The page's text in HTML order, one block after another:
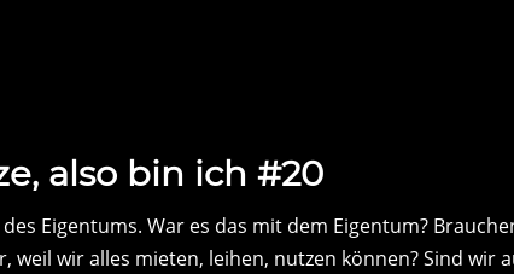
also bin ich #20
Eigentums. War es das mit dem Eigentum?
weil wir alles mieten, leihen, nutzen können? Sind wir